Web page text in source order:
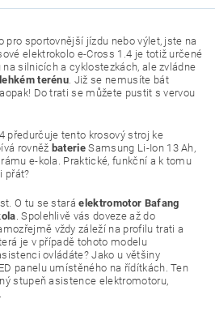
pro sportovnější jízdu nebo výlet, jste na
elektrokolo e-Cross 1.4 je totiž určené
na silnicích a cyklostezkách, ale zvládne
terénu. Již se nemusíte bát
Do trati se můžete pustit s vervou
předurčuje tento krosový stroj ke
rovněž baterie Samsung Li-Ion 13 Ah,
e-kola. Praktické, funkční a k tomu
přát?
O tu se staráelektromotor Bafang
. Spolehlivě vás doveze až do
vždy záleží na profilu trati a
je v případě tohoto modelu
ovládáte? Jako u většiny
panelu umístěného na řídítkách. Ten
stupeň asistence elektromotoru,